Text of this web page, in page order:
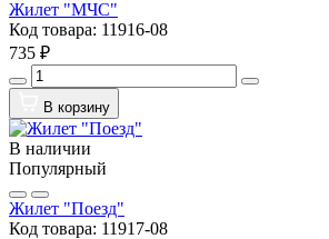
Жилет "МЧС"
Код товара: 11916-08
735 ₽
В корзину
В наличии
Популярный
Жилет "Поезд"
Код товара: 11917-08